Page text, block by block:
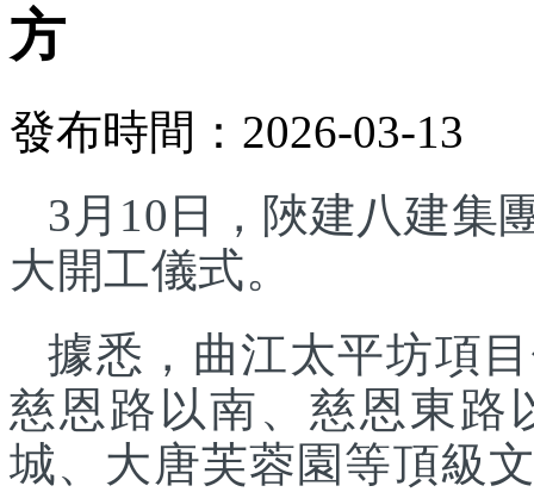
方
發布時間：2026-03-13
3月10日，陜建八建集
大開工儀式。
據悉，曲江太平坊項
慈恩路以南、慈恩東路
城、大唐芙蓉園等頂級